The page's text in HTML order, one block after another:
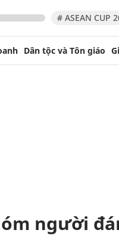
# ASEAN CUP
Dân tộc và Tôn giáo
người